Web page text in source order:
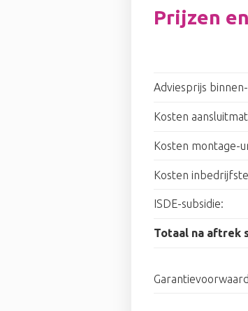
Prijzen
Adviesprijs
Kosten
Kosten montage-
Kosten
ISDE-subsidie:
Totaal na aftrek